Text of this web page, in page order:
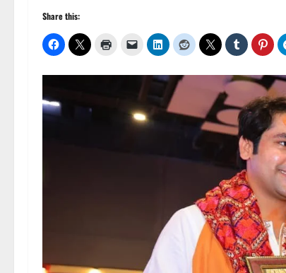
Share this: